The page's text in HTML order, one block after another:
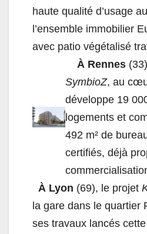
haute qualité d’usage
l’ensemble immobilier
avec patio végétalisé
À Rennes
SymbioZ, au
développe 19
logements et
492 m² de
certifiés, déjà
À Lyon (69), le projet
la gare dans le quartier
ses travaux lancés